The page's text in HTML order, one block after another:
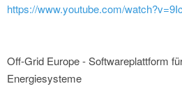
https://www.youtube.com/
Off-Grid Europe - Softwareplattform
Energiesysteme